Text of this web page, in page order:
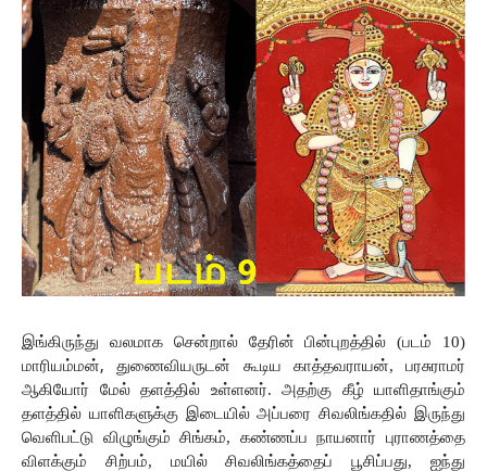
இங்கிருந்து வலமாக சென்றால் தேரின்
பின்புறத்தில் (படம் 10)
மாரியம்மன், துணைவியருடன் கூடிய
காத்தவராயன், பரசுராமர்
ஆகியோர்
மேல் தளத்தில்
உள்ளனர். அதற்கு கீழ் யாளிதாங்கும்
தளத்தில் யாளிகளுக்கு இடையில் அப்பரை சிவலிங்கதில் இருந்து
வெளிபட்டு விழுங்கும் சிங்கம், கண்ணப்ப நாயனார்
புராணத்தை
விளக்கும்
சிற்பம், மயில் சிவலிங்கத்தைப்
பூசிப்பது, ஐந்து